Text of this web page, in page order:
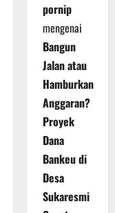
pornip
mengenai
Bangun
Jalan atau
Hamburkan
Anggaran?
Proyek
Dana
Bankeu di
Desa
Sukaresmi